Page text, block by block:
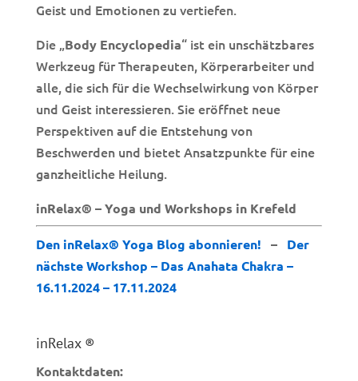
Geist und Emotionen zu vertiefen.
Die „Body Encyclopedia“ ist ein unschätzbares
Werkzeug für Therapeuten, Körperarbeiter und
alle, die sich für die Wechselwirkung von Körper
und Geist interessieren. Sie eröffnet neue
Perspektiven auf die Entstehung von
Beschwerden und bietet Ansatzpunkte für eine
ganzheitliche Heilung.
inRelax® – Yoga und Workshops in Krefeld
Den inRelax® Yoga Blog abonnieren! – Der
nächste Workshop – Das Anahata Chakra –
16.11.2024 – 17.11.2024
inRelax ®
Kontaktdaten: